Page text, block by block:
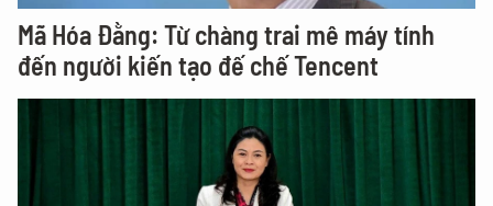
Mã Hóa Đằng: Từ chàng trai mê máy tính
đến người kiến tạo đế chế Tencent